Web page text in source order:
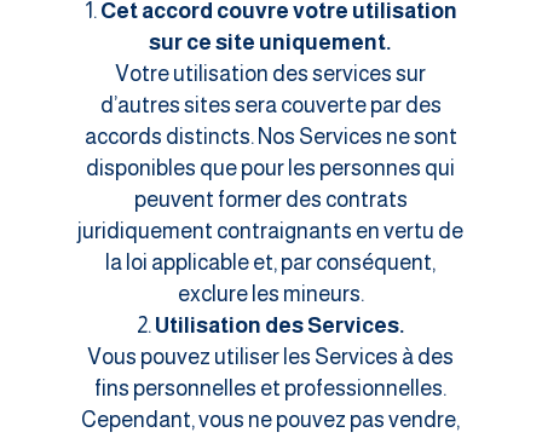
Cet accord couvre votre utilisation
sur ce site uniquement.
Votre utilisation des services sur
d’autres sites sera couverte par des
accords distincts. Nos Services ne sont
disponibles que pour les personnes qui
peuvent former des contrats
juridiquement contraignants en vertu de
la loi applicable et, par conséquent,
exclure les mineurs.
Utilisation des Services.
Vous pouvez utiliser les Services à des
fins personnelles et professionnelles.
Cependant, vous ne pouvez pas vendre,